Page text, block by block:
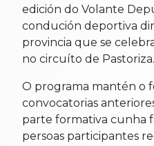
edición do Volante
condución deportiva
provincia que se
no circuíto de Pastoriza.
O programa mantén o
convocatorias
parte formativa cunha
persoas participantes